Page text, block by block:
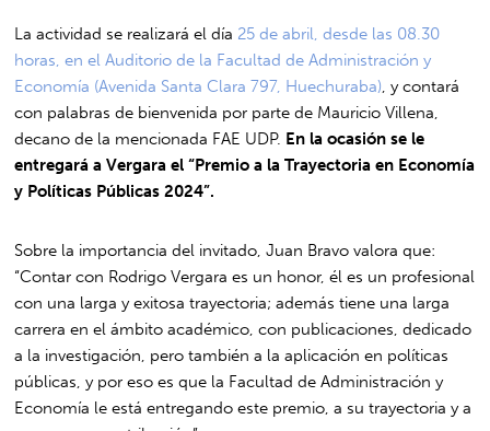
La actividad se realizará el día 25 de abril, desde las 08.30
horas, en el Auditorio de la Facultad de Administración y
Economía (Avenida Santa Clara 797, Huechuraba) , y contará
con palabras de bienvenida por parte de Mauricio Villena,
decano de la mencionada FAE UDP. En la ocasión se le
entregará a Vergara el “Premio a la Trayectoria en Economía
y Políticas Públicas 2024”.
Sobre la importancia del invitado, Juan Bravo valora que:
“Contar con Rodrigo Vergara es un honor, él es un profesional
con una larga y exitosa trayectoria; además tiene una larga
carrera en el ámbito académico, con publicaciones, dedicado
a la investigación, pero también a la aplicación en políticas
públicas, y por eso es que la Facultad de Administración y
Economía le está entregando este premio, a su trayectoria y a